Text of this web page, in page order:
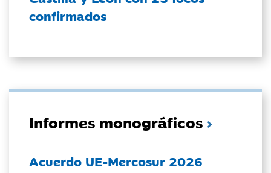
confirmados
Informes monográficos
Acuerdo UE-Mercosur 2026